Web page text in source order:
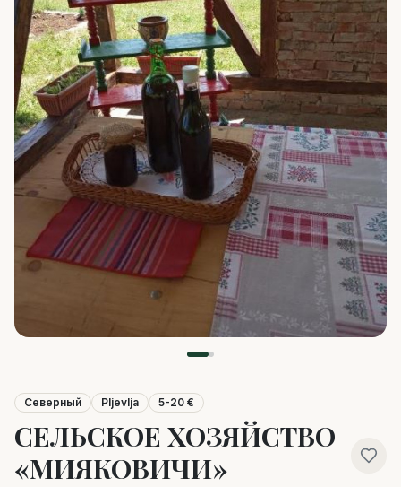
Северный Pljevlja 5-20 €
СЕЛЬСКОЕ ХОЗЯЙСТВО
«МИЯКОВИЧИ»